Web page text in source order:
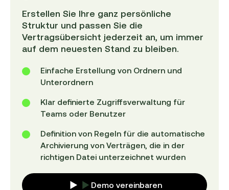
Erstellen Sie Ihre ganz persönliche
Struktur und passen Sie die
Vertragsübersicht jederzeit an, um immer
auf dem neuesten Stand zu bleiben.
Einfache Erstellung von Ordnern und
Unterordnern
Klar definierte Zugriffsverwaltung für
Teams oder Benutzer
Definition von Regeln für die automatische
Archivierung von Verträgen, die in der
richtigen Datei unterzeichnet wurden
Demo vereinbaren